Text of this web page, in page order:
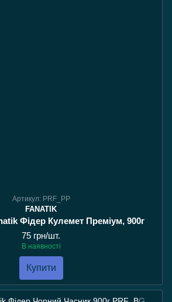
Артикул: PRF_PP
FANATIK
Фідер Кулемет Преміум, 900г
75 грн/шт.
В наявності
Купити